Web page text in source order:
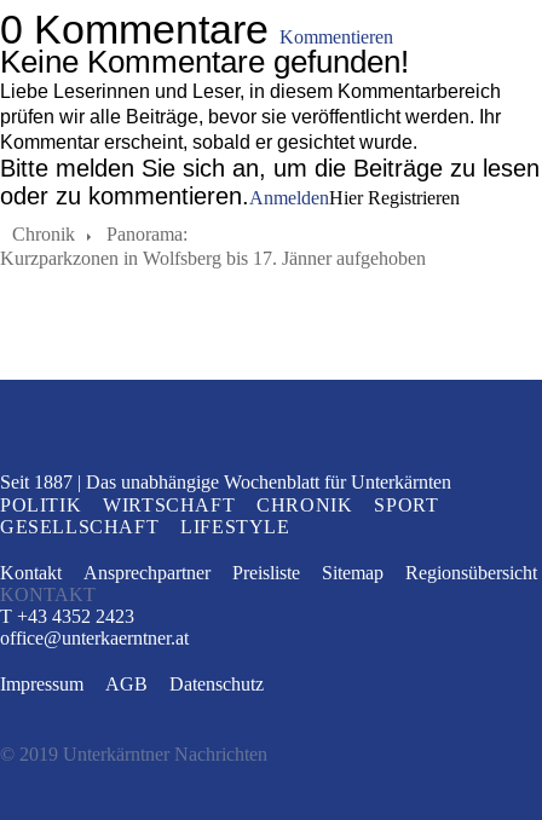
0 Kommentare Kommentieren
Keine Kommentare gefunden!
Liebe Leserinnen und Leser, in diesem Kommentarbereich
prüfen wir alle Beiträge, bevor sie veröffentlicht werden. Ihr
Kommentar erscheint, sobald er gesichtet wurde.
Bitte melden Sie sich an, um die Beiträge zu lesen
oder zu kommentieren.AnmeldenHier Registrieren
Chronik
Panorama:
Kurzparkzonen in Wolfsberg bis 17. Jänner aufgehoben
Seit 1887 Das unabhängige Wochenblatt für Unterkärnten
POLITIK
WIRTSCHAFT CHRONIK
SPORT
GESELLSCHAFT
LIFESTYLE
Kontakt Ansprechpartner Preisliste Sitemap
Regionsübersicht
KONTAKT
T +43 4352 2423
office@unterkaerntner.at
Impressum AGB Datenschutz
© 2019 Unterkärntner Nachrichten